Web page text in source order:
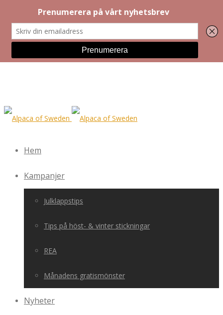
Hem
Kampanjer
Julklappstips
Tips på höst- & vinter stickningar
REA
Månadens gratismönster
Nyheter